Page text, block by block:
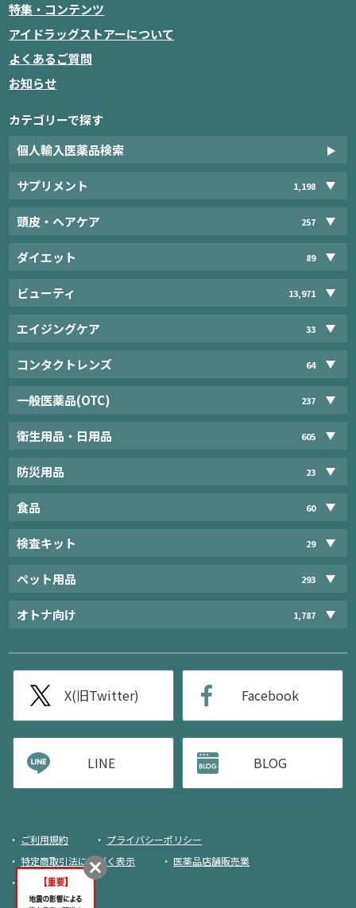
特集・コンテンツ
アイドラッグストアーについて
よくあるご質問
お知らせ
カテゴリーで探す
個人輸入医薬品検索
サプリメント 1,198
頭皮・ヘアケア 257
ダイエット 89
ビューティ 13,971
エイジングケア 33
コンタクトレンズ 64
一般医薬品(OTC) 237
衛生用品・日用品 605
防災用品 23
食品 60
検査キット 29
ペット用品 293
オトナ向け 1,787
X(旧Twitter) Facebook
LINE BLOG
ご利用規約
プライバシーポリシー
特定商取引法に基づく表示
医薬品店舗販売業
荷物追跡